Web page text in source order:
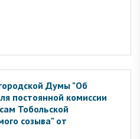
Думы "Об
постоянной комиссии
Тобольской
созыва" от